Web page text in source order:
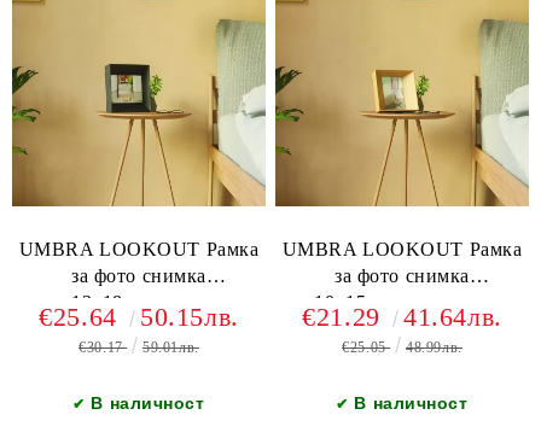
UMBRA LOOKOUT Рамка
за фото снимка
13х18см.,черен
€25.64 50.15лв.
€30.17 59.01лв.
✔ В наличност
UMBRA LOOKOUT Рамка
за фото снимка
10х15см.,натурален
€21.29 41.64лв.
€25.05 48.99лв.
✔ В наличност